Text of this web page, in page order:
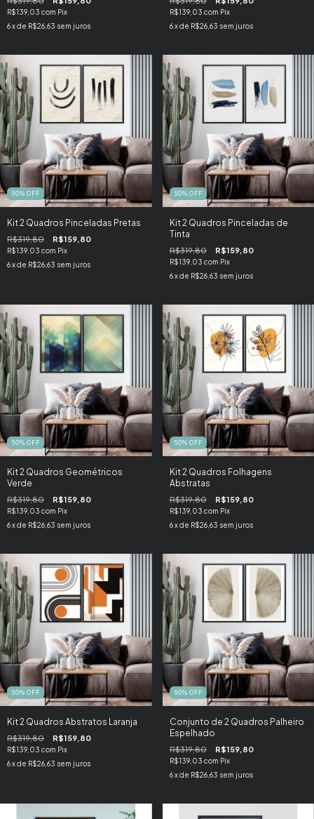
R$139,03 com Pix
6x de R$26,63 sem juros
R$139,03 com Pix
6 x de R$26,63 sem juros
50% OFF
Kit 2 Quadros Pinceladas Pretas
R$319,80 R$159,80
R$139,03 com Pix
6x de R$26,63 sem juros
50% OFF
Kit 2 Quadros Pinceladas de
Tinta
R$319,80 R$159,80
R$139,03 com Pix
6 x de R$26,63 sem juros
50% OFF
Kit 2 Quadros Geométricos
Verde
R$319,80 R$159,80
R$139,03 com Pix
6x de R$26,63 sem juros
50% OFF
Kit 2 Quadros Folhagens
Abstratas
R$319,80 R$159,80
R$139,03 com Pix
6 x de R$26,63 sem juros
50% OFF
Kit 2 Quadros Abstratos Laranja
R$319,80 R$159,80
R$139,03 com Pix
6x de R$26,63 sem juros
50% OFF
Conjunto de 2 Quadros Palheiro
Espelhado
R$319,80 R$159,80
R$139,03 com Pix
6 x de R$26,63 sem juros